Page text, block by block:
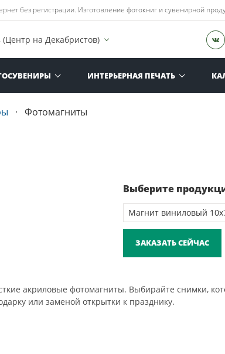
без регистрации. Изготовление фотокниг и сувенирной
(Центр на Декабристов)
ИНТЕРЬЕРНАЯ ПЕЧАТЬ
Фотомагниты
Выберите
ЗАКАЗАТЬ СЕЙЧАС
акриловые фотомагниты. Выбирайте снимки,
или заменой открытки к празднику.